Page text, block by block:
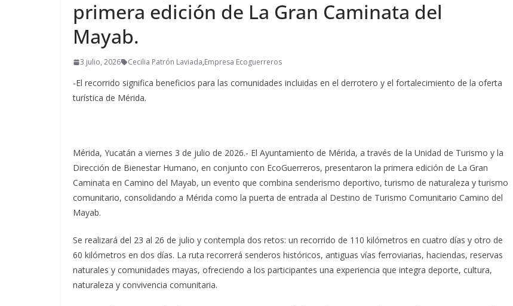
primera edición de La Gran Caminata del
Mayab.
3 julio, 2026 Cecilia Patrón Laviada,Empresa Ecoguerreros
-El recorrido significa beneficios para las comunidades incluidas en el derrotero y el fortalecimiento de la oferta
turística de Mérida.
Mérida, Yucatán a viernes 3 de julio de 2026.- El Ayuntamiento de Mérida, a través de la Unidad de Turismo y la
Dirección de Bienestar Humano, en conjunto con EcoGuerreros, presentaron la primera edición de La Gran
Caminata en Camino del Mayab, un evento que combina senderismo deportivo, turismo de naturaleza y turismo
comunitario, consolidando a Mérida como la puerta de entrada al Destino de Turismo Comunitario Camino del
Mayab.
Se realizará del 23 al 26 de julio y contempla dos retos: un recorrido de 110 kilómetros en cuatro días y otro de
60 kilómetros en dos días. La ruta recorrerá senderos históricos, antiguas vías ferroviarias, haciendas, reservas
naturales y comunidades mayas, ofreciendo a los participantes una experiencia que integra deporte, cultura,
naturaleza y convivencia comunitaria.